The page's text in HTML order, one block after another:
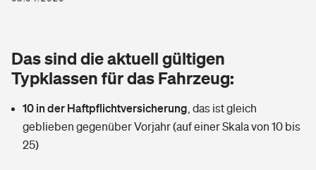
Zur Übersicht
Tools
Wer versichert was: Jetzt Versicherer finden
Glasversicherung
Mietkautionsversicherung
Kinderunfall­ver­si­che­rung
Kinderinvalidität
Dread-Disease-Versicherung
Tierkrankenversicherung
Zur Übersicht
Das sind die aktuell gültigen
Typklassen für das Fahrzeug:
10 in der Haftpflichtversicherung das ist gleich
geblieben gegenüber Vorjahr (auf einer Skala von 10 bis
25)